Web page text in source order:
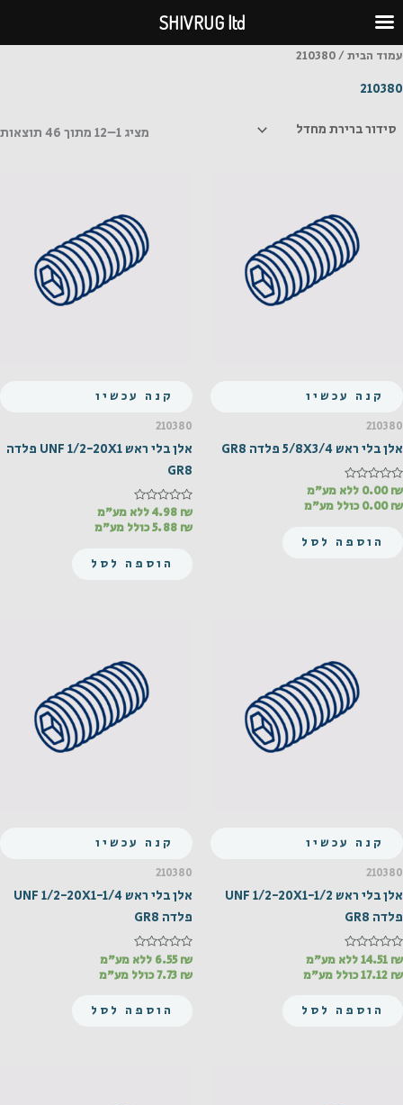
לתוכן
עמוד הבית/ 210380
210380
מציג 1–12 מתוך 46 תוצאות
קנה עכשיו
210380
אלן בלי ראש 5/8X3/4 פלדה GR8
דורג
מתוך
0.00₪
ללא מע"מ
0.00₪ כולל מע"מ
הוספה לסל
קנה עכשיו
210380
אלן בלי ראש UNF 1/2-20X1 פלדה
GR8
דורג
מתוך
4.98 ₪
ללא מע"מ
5.88 ₪ כולל מע"מ
הוספה לסל
קנה עכשיו
210380
אלן בלי ראש UNF 1/2-20X1-1/2
פלדה GR8
דורג
מתוך
14.51 ₪
ללא מע"מ
17.12 ₪ כולל מע"מ
הוספה לסל
קנה עכשיו
210380
אלן בלי ראש UNF 1/2-20X1-1/4
פלדה GR8
דורג
מתוך
6.55₪
ללא מע"מ
7.73 ₪ כולל מע"מ
הוספה לסל
SHIVRUG ltd